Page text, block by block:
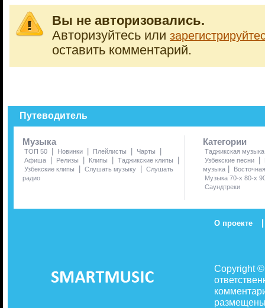
Вы не авторизовались.
Авторизуйтесь или
оставить комментарий.
Путеводитель
Музыка
ТОП 50 | Новинки | Плейлисты | Чарты |
Афиша | Релизы | Клипы | Таджикские клипы |
Узбекские клипы | Слушать музыку | Слушать
радио
Категории
Таджикская музыка
Узбекские песни
|
музыка |
Музыка 70-х 80-х
Саундтреки
О проекте |
Copyright
размещены